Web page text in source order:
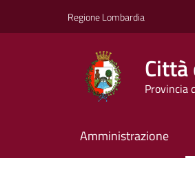
Regione Lombardia
Città
Provincia
Amministrazione